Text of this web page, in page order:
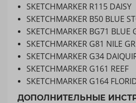
SKETCHMARKER R115 DAISY
SKETCHMARKER B50 BLUE
SKETCHMARKER BG71 BLUE
SKETCHMARKER G81 NILE
SKETCHMARKER G34
SKETCHMARKER G161 REEF
SKETCHMARKER G164
ДОПОЛНИТЕЛЬНЫЕ